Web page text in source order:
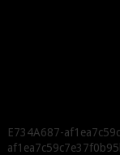
E734A687-